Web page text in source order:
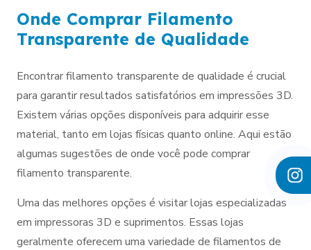
Onde Comprar Filamento
Transparente de Qualidade
Encontrar filamento transparente de qualidade é crucial
para garantir resultados satisfatórios em impressões 3D.
Existem várias opções disponíveis para adquirir esse
material, tanto em lojas físicas quanto online. Aqui estão
algumas sugestões de onde você pode comprar
filamento transparente.
Uma das melhores opções é visitar lojas especializadas
em impressoras 3D e suprimentos. Essas lojas
geralmente oferecem uma variedade de filamentos de